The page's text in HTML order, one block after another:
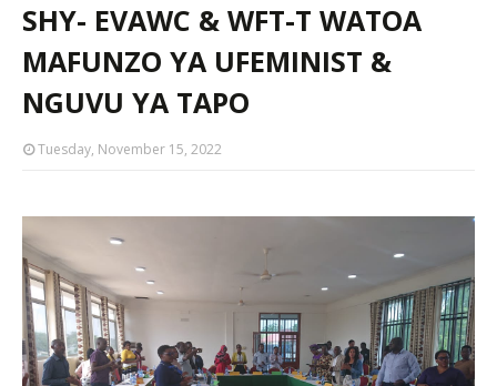
SHY- EVAWC & WFT-T WATOA
MAFUNZO YA UFEMINIST &
NGUVU YA TAPO
Tuesday, November 15, 2022